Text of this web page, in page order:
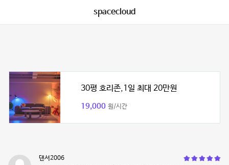
spacecloud
30평 호리존,1일 최대 20만원
19,000 원/시간
댄서2006